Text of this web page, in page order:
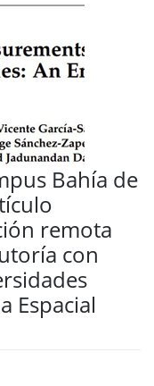
Bahía de
remota
con
Espacial